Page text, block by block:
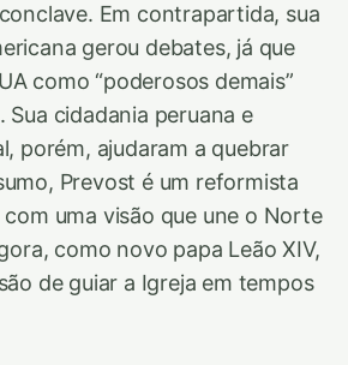
Em contrapartida, sua
gerou debates, já que
como “poderosos demais”
Sua cidadania peruana e
porém, ajudaram a quebrar
Prevost é um reformista
uma visão que une o Norte
como novo papa Leão XIV,
de guiar a Igreja em tempos